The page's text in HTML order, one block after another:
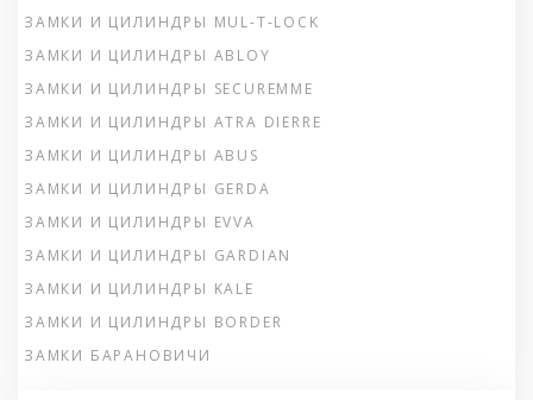
ЗАМКИ И ЦИЛИНДРЫ MUL-T-LOCK
ЗАМКИ И ЦИЛИНДРЫ ABLOY
ЗАМКИ И ЦИЛИНДРЫ SECUREMME
ЗАМКИ И ЦИЛИНДРЫ ATRA DIERRE
ЗАМКИ И ЦИЛИНДРЫ ABUS
ЗАМКИ И ЦИЛИНДРЫ GERDA
ЗАМКИ И ЦИЛИНДРЫ EVVA
ЗАМКИ И ЦИЛИНДРЫ GARDIAN
ЗАМКИ И ЦИЛИНДРЫ KALE
ЗАМКИ И ЦИЛИНДРЫ BORDER
ЗАМКИ БАРАНОВИЧИ